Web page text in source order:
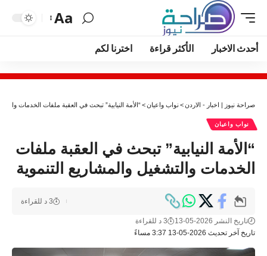
Aa
أحدث الاخبار الأكثر قراءة اخترنا لكم
صراحة نيوز | اخبار - الاردن> نواب واعيان>“الأمة النيابية” تبحث في العقبة ملفات الخدمات
نواب واعيان
“الأمة النيابية” تبحث في العقبة ملفات
الخدمات والتشغيل والمشاريع التنموية
تاريخ آخر تحديث 2026-05-13 3:37 مساءً
تاريخ النشر 2026-05-13 3 د للقراءة
3 د للقراءة